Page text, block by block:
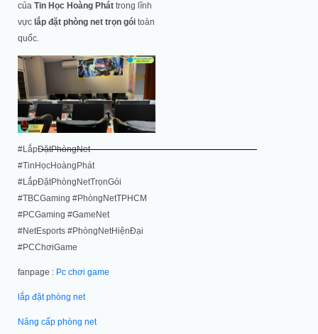
của Tin Học Hoàng Phát trong lĩnh
vực lắp đặt phòng net trọn gói toàn
quốc.
#LắpĐặtPhòngNet
#TinHọcHoàngPhát
#LắpĐặtPhòngNetTrọnGói
#TBCGaming #PhòngNetTPHCM
#PCGaming #GameNet
#NetEsports #PhòngNetHiệnĐại
#PCChơiGame
fanpage : Pc chơi game
lắp đặt phòng net
Nâng cấp phòng net